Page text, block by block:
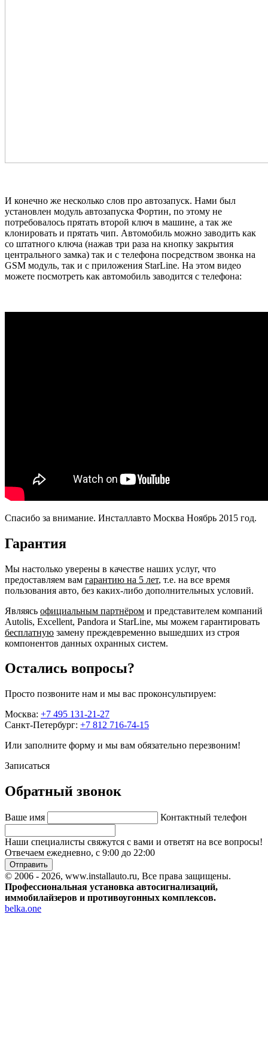
И конечно же несколько слов про автозапуск. Нами был
установлен модуль автозапуска Фортин, по этому не
потребовалось прятать второй ключ в машине, а так же
клонировать и прятать чип. Автомобиль можно заводить как
со штатного ключа (нажав три раза на кнопку закрытия
центрального замка) так и с телефона посредством звонка на
GSM модуль, так и с приложения StarLine. На этом видео
можете посмотреть как автомобиль заводится с телефона:
Спасибо за внимание. Инсталлавто Москва Ноябрь 2015 год.
Гарантия
Мы настолько уверены в качестве наших услуг, что
предоставляем вам гарантию на 5 лет, т.е. на все время
пользования авто, без каких-либо дополнительных условий.
Являясь официальным партнёром и представителем компаний
Autolis, Excellent, Pandora и StarLine, мы можем гарантировать
бесплатную замену преждевременно вышедших из строя
компонентов данных охранных систем.
Остались вопросы?
Просто позвоните нам и мы вас проконсультируем:
Москва: +7 495 131-21-27
Санкт-Петербург: +7 812 716-74-15
Или заполните форму и мы вам обязательно перезвоним!
Записаться
Обратный звонок
Ваше имя Контактный телефон
Наши специалисты свяжутся с вами и ответят на все вопросы!
Отвечаем ежедневно, с 9:00 до 22:00
Отправить
© 2006 - 2026, www.installauto.ru, Все права защищены.
Профессиональная установка автосигнализаций,
иммобилайзеров и противоугонных комплексов.
belka.one